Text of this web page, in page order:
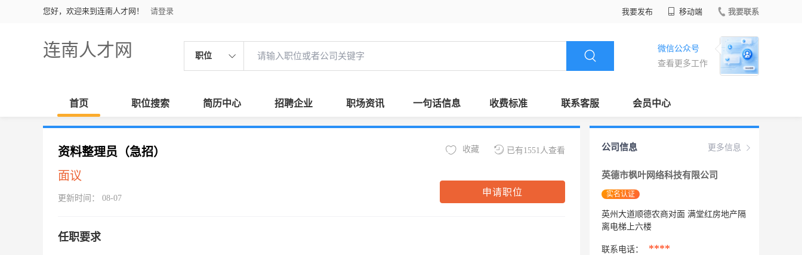
您好，欢迎来到连南人才网！ 请登录 我要发布 移动端 我要联系
连南人才网 职位
微信公众号
查看更多工作
首页 职位搜索 简历中心 招聘企业 职场资讯 一句话信息 收费标准 联系客服 会员中心
资料整理员（急招）
面议
更新时间： 08-07
已有1551人查看
收藏
申请职位
任职要求
更多信息
公司信息
英德市枫叶网络科技有限公司
实名认证
英州大道顺德农商对面 满堂红房地产隔
离电梯上六楼
联系电话： ****